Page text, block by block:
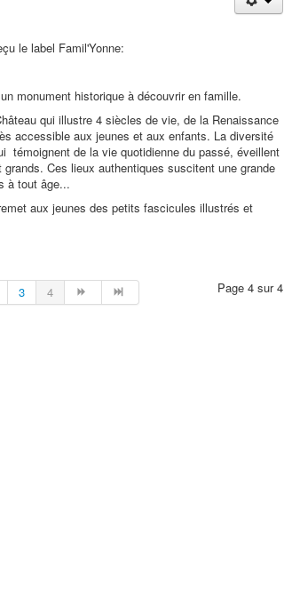
le label Famil'Yonne:
monument historique à découvrir en famille.
qui illustre 4 siècles de vie, de la Renaissance
accessible aux jeunes et aux enfants. La diversité
témoignent de la vie quotidienne du passé, éveillent
Ces lieux authentiques suscitent une grande
à tout âge...
aux jeunes des petits fascicules illustrés et
Page 4 sur 4
3 4